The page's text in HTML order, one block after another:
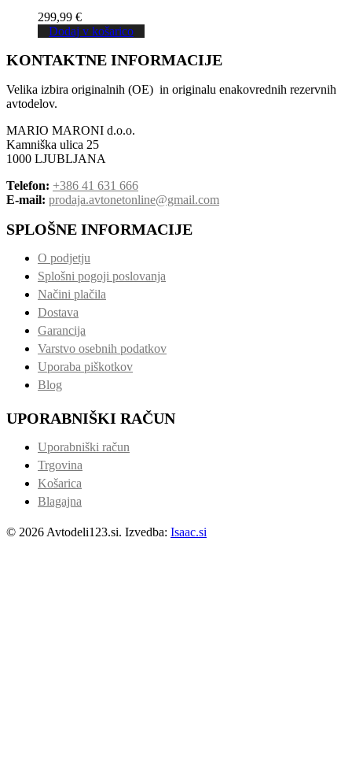
299,99 €
Dodaj v košarico
KONTAKTNE INFORMACIJE
Velika izbira originalnih (OE) in originalu enakovrednih rezervnih
avtodelov.
MARIO MARONI d.o.o.
Kamniška ulica 25
1000 LJUBLJANA
Telefon: +386 41 631 666
E-mail: prodaja.avtonetonline@gmail.com
SPLOŠNE INFORMACIJE
O podjetju
Splošni pogoji poslovanja
Načini plačila
Dostava
Garancija
Varstvo osebnih podatkov
Uporaba piškotkov
Blog
UPORABNIŠKI RAČUN
Uporabniški račun
Trgovina
Košarica
Blagajna
© 2026 Avtodeli123.si. Izvedba: Isaac.si